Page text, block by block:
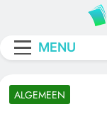
content MENU
ALGEMEEN